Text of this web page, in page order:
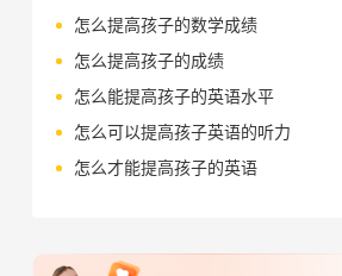
怎么提高孩子的数学成绩
怎么提高孩子的成绩
怎么能提高孩子的英语水平
怎么可以提高孩子英语的听力
怎么才能提高孩子的英语